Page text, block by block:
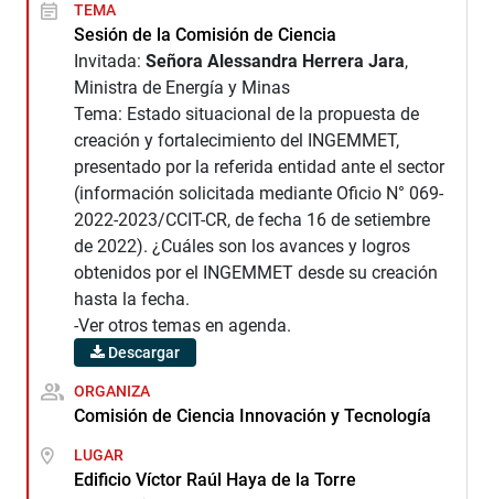
TEMA
Sesión de la Comisión de Ciencia
Invitada: Señora Alessandra Herrera Jara,
Ministra de Energía y Minas
Tema: Estado situacional de la propuesta de
creación y fortalecimiento del INGEMMET,
presentado por la referida entidad ante el sector
(información solicitada mediante Oficio N° 069-
2022-2023/CCIT-CR, de fecha 16 de setiembre
de 2022). ¿Cuáles son los avances y logros
obtenidos por el INGEMMET desde su creación
hasta la fecha.
-Ver otros temas en agenda.
Descargar
ORGANIZA
Comisión de Ciencia Innovación y Tecnología
LUGAR
Edificio Víctor Raúl Haya de la Torre